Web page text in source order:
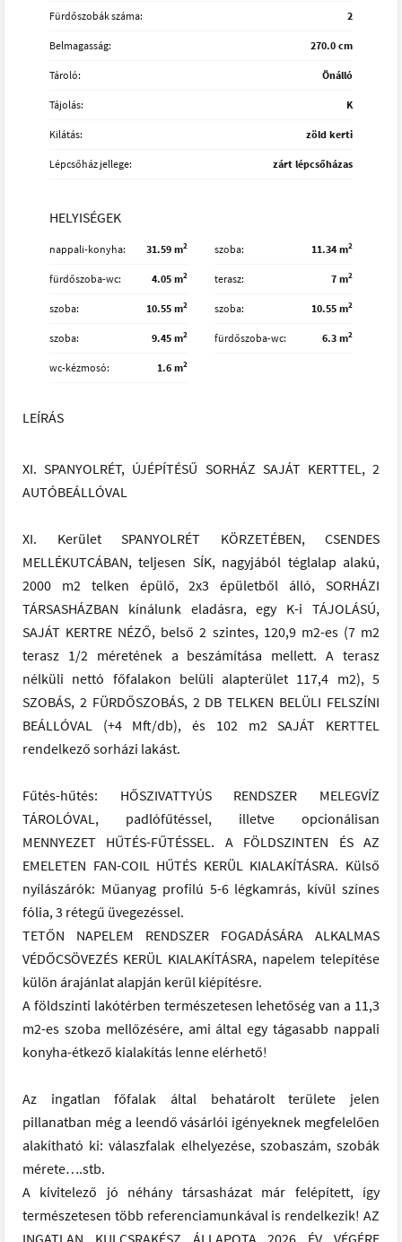
Fürdőszobák száma: 2
Belmagasság: 270.0 cm
Tároló: Önálló
Tájolás: K
Kilátás: zöld kerti
Lépcsőház jellege: zárt lépcsőházas
HELYISÉGEK
nappali-konyha 31.59 m2 szoba 11.34 m2
fürdőszoba-wc 4.05 m2 terasz 7 m2
szoba 10.55 m2 szoba 10.55 m2
szoba 9.45 m2 fürdőszoba-wc 6.3 m2
wc-kézmosó 1.6 m2
LEÍRÁS
XI. SPANYOLRÉT, ÚJÉPÍTÉSŰ SORHÁZ SAJÁT KERTTEL, 2
AUTÓBEÁLLÓVAL
XI. Kerület SPANYOLRÉT KÖRZETÉBEN, CSENDES
MELLÉKUTCÁBAN, teljesen SÍK, nagyjából téglalap alakú,
2000 m2 telken épülő, 2x3 épületből álló, SORHÁZI
TÁRSASHÁZBAN kínálunk eladásra, egy K-i TÁJOLÁSÚ,
SAJÁT KERTRE NÉZŐ, belső 2 szintes, 120,9 m2-es (7 m2
terasz 1/2 méretének a beszámítása mellett. A terasz
nélküli nettó főfalakon belüli alapterület 117,4 m2), 5
SZOBÁS, 2 FÜRDŐSZOBÁS, 2 DB TELKEN BELÜLI FELSZÍNI
BEÁLLÓVAL (+4 Mft/db), és 102 m2 SAJÁT KERTTEL
rendelkező sorházi lakást.
Fűtés-hűtés: HŐSZIVATTYÚS RENDSZER MELEGVÍZ
TÁROLÓVAL, padlófűtéssel, illetve opcionálisan
MENNYEZET HŰTÉS-FŰTÉSSEL. A FÖLDSZINTEN ÉS AZ
EMELETEN FAN-COIL HŰTÉS KERÜL KIALAKÍTÁSRA. Külső
nyílászárók: Műanyag profilú 5-6 légkamrás, kívül színes
fólia, 3 rétegű üvegezéssel.
TETŐN NAPELEM RENDSZER FOGADÁSÁRA ALKALMAS
VÉDŐCSÖVEZÉS KERÜL KIALAKÍTÁSRA, napelem telepítése
külön árajánlat alapján kerül kiépítésre.
A földszinti lakótérben természetesen lehetőség van a 11,3
m2-es szoba mellőzésére, ami által egy tágasabb nappali
konyha-étkező kialakítás lenne elérhető!
Az ingatlan főfalak által behatárolt területe jelen
pillanatban még a leendő vásárlói igényeknek megfelelően
alakítható ki: válaszfalak elhelyezése, szobaszám, szobák
mérete….stb.
A kivitelező jó néhány társasházat már felépített, így
természetesen több referenciamunkával is rendelkezik! AZ
INGATLAN KULCSRAKÉSZ ÁLLAPOTA 2026 ÉV VÉGÉRE